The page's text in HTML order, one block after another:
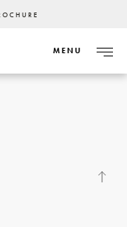
MENU